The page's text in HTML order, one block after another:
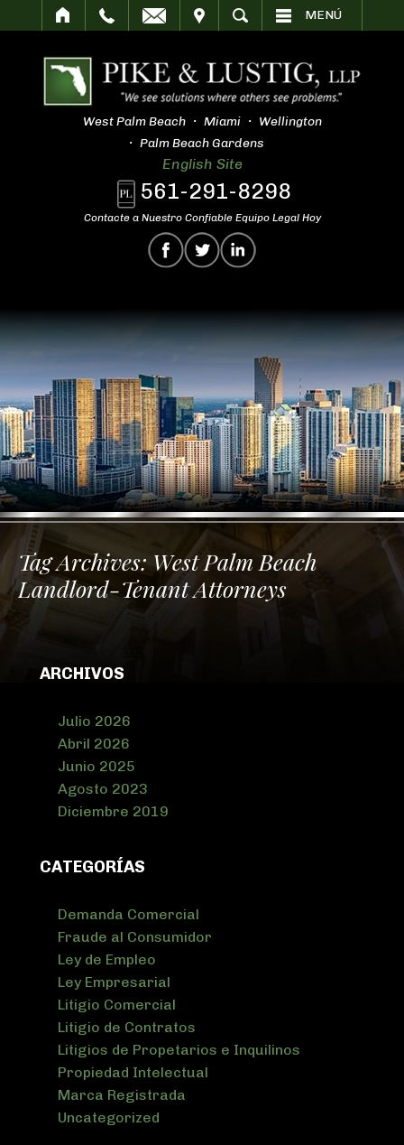
BUSCAR MENÚ
West Palm Beach Miami
Wellington
Palm Beach Gardens
English Site
561-291-8298
Contacte a Nuestro Confiable Equipo Legal Hoy
Tag Archives: West Palm Beach
Landlord-Tenant Attorneys
ARCHIVOS
Julio 2026
Abril 2026
Junio 2025
Agosto 2023
Diciembre 2019
CATEGORÍAS
Demanda Comercial
Fraude al Consumidor
Ley de Empleo
Ley Empresarial
Litigio Comercial
Litigio de Contratos
Litigios de Propetarios e Inquilinos
Propiedad Intelectual
Marca Registrada
Uncategorized